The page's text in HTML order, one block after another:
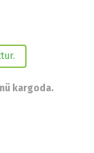
kargoda.